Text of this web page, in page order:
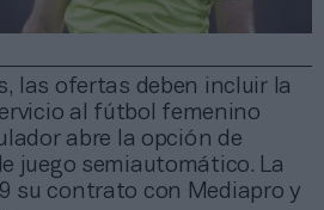
las ofertas deben incluir la
al fútbol femenino
abre la opción de
juego semiautomático. La
su contrato con Mediapro y